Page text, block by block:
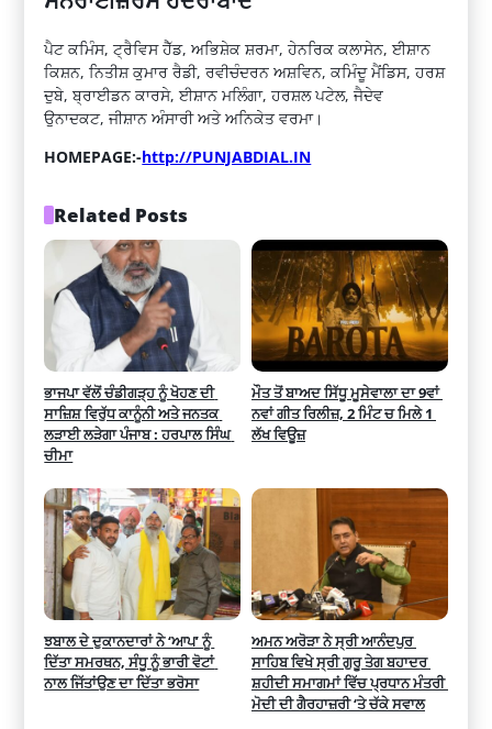
ਪੈਟ ਕਮਿੰਸ, ਟ੍ਰੈਵਿਸ ਹੈੱਡ, ਅਭਿਸ਼ੇਕ ਸ਼ਰਮਾ, ਹੇਨਰਿਕ ਕਲਾਸੇਨ, ਈਸ਼ਾਨ
ਕਿਸ਼ਨ, ਨਿਤੀਸ਼ ਕੁਮਾਰ ਰੈਡੀ, ਰਵੀਚੰਦਰਨ ਅਸ਼ਵਿਨ, ਕਮਿੰਦੂ ਮੈਂਡਿਸ, ਹਰਸ਼
ਦੁਬੇ, ਬ੍ਰਾਈਡਨ ਕਾਰਸੇ, ਈਸ਼ਾਨ ਮਲਿੰਗਾ, ਹਰਸ਼ਲ ਪਟੇਲ, ਜੈਦੇਵ
ਉਨਾਦਕਟ, ਜੀਸ਼ਾਨ ਅੰਸਾਰੀ ਅਤੇ ਅਨਿਕੇਤ ਵਰਮਾ।
HOMEPAGE:-http://PUNJABDIAL.IN
Related Posts
ਭਾਜਪਾ ਵੱਲੋਂ ਚੰਡੀਗੜ੍ਹ ਨੂੰ ਖੋਹਣ ਦੀ
ਸਾਜ਼ਿਸ਼ ਵਿਰੁੱਧ ਕਾਨੂੰਨੀ ਅਤੇ ਜਨਤਕ
ਲੜਾਈ ਲੜੇਗਾ ਪੰਜਾਬ : ਹਰਪਾਲ ਸਿੰਘ
ਚੀਮਾ
ਮੌਤ ਤੋਂ ਬਾਅਦ ਸਿੱਧੂ ਮੂਸੇਵਾਲਾ ਦਾ 9ਵਾਂ
ਨਵਾਂ ਗੀਤ ਰਿਲੀਜ਼, 2 ਮਿੰਟ ਚ ਮਿਲੇ 1
ਲੱਖ ਵਿਊਜ਼
ਝਬਾਲ ਦੇ ਦੁਕਾਨਦਾਰਾਂ ਨੇ ‘ਆਪ’ ਨੂੰ
ਦਿੱਤਾ ਸਮਰਥਨ, ਸੰਧੂ ਨੂੰ ਭਾਰੀ ਵੋਟਾਂ
ਨਾਲ ਜਿੱਤਾਂਉਣ ਦਾ ਦਿੱਤਾ ਭਰੋਸਾ
ਅਮਨ ਅਰੋੜਾ ਨੇ ਸ੍ਰੀ ਆਨੰਦਪੁਰ
ਸਾਹਿਬ ਵਿਖੇ ਸ੍ਰੀ ਗੁਰੂ ਤੇਗ ਬਹਾਦਰ
ਸ਼ਹੀਦੀ ਸਮਾਗਮਾਂ ਵਿੱਚ ਪ੍ਰਧਾਨ ਮੰਤਰੀ
ਮੋਦੀ ਦੀ ਗੈਰਹਾਜ਼ਰੀ ‘ਤੇ ਚੱਕੇ ਸਵਾਲ